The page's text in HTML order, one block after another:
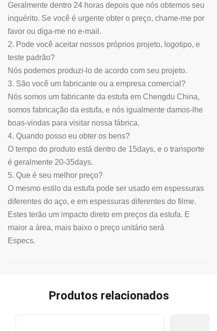
Geralmente dentro 24 horas depois que nós obtemos seu
inquérito. Se você é urgente obter o preço, chame-me por
favor ou diga-me no e-mail.
2. Pode você aceitar nossos próprios projeto, logotipo, e
teste padrão?
Nós podemos produzi-lo de acordo com seu projeto.
3. São você um fabricante ou a empresa comercial?
Nós somos um fabricante da estufa em Chengdu China,
somos fabricação da estufa, e nós igualmente damos-lhe
boas-vindas para visitar nossa fábrica.
4. Quando posso eu obter os bens?
O tempo do produto está dentro de 15days, e o transporte
é geralmente 20-35days.
5. Que é seu melhor preço?
O mesmo estilo da estufa pode ser usado em espessuras
diferentes do aço, e em espessuras diferentes do filme.
Estes terão um impacto direto em preços da estufa. E
maior a área, mais baixo o preço unitário será
Especs.
Produtos relacionados